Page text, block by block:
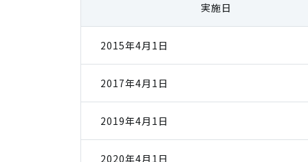
実施日
2015年4月1日
2017年4月1日
2019年4月1日
2020年4月1日